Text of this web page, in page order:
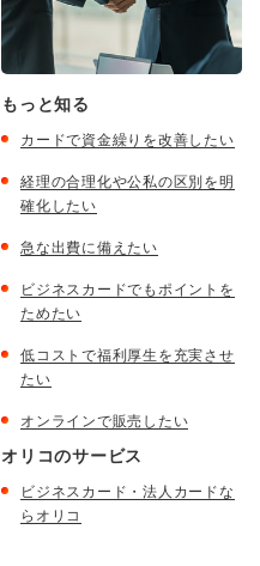
もっと知る
カードで資金繰りを改善したい
経理の合理化や公私の区別を明
確化したい
急な出費に備えたい
ビジネスカードでもポイントを
ためたい
低コストで福利厚生を充実させ
たい
オンラインで販売したい
オリコのサービス
ビジネスカード・法人カードな
らオリコ